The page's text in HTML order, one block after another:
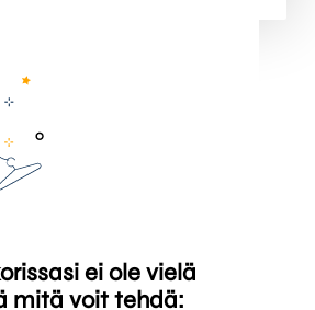
ei ole vielä
mitä voit tehdä: